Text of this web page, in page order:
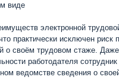
виде
электронной
практически исключен риск
о своём трудовом стаже.
работодателя
ведомстве сведения о